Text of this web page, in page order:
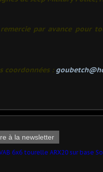
par avance pour
coordonnées :
à la newsletter